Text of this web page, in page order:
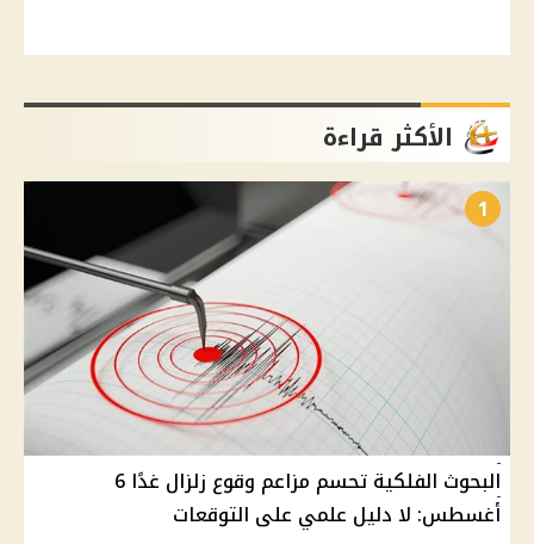
الأكثر قراءة
1
البحوث الفلكية تحسم مزاعم وقوع زلزال غدًا 6
أغسطس: لا دليل علمي على التوقعات